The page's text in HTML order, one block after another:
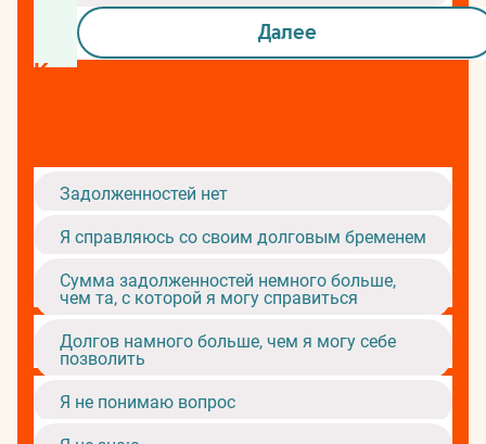
Далее
Какое из нижеследующих
Задолженностей нет
Я справляюсь со своим долговым бременем
Сумма задолженностей немного больше,
чем та, с которой я могу справиться
Долгов намного больше, чем я могу себе
позволить
Я не понимаю вопрос